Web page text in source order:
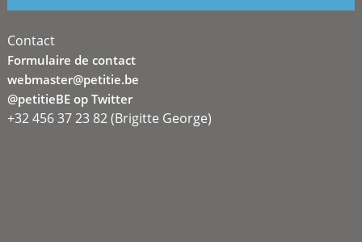
Contact
Formulaire de contact
webmaster@petitie.be
@petitieBE op Twitter
+32 456 37 23 82 (Brigitte George)